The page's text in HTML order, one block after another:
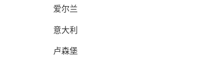
爱尔兰
意大利
卢森堡